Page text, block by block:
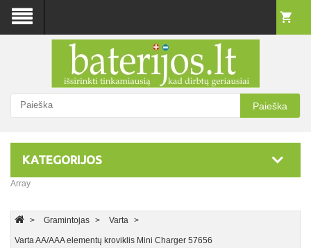
Paieška
KATEGORIJOS
Array
Gramintojas Varta
Varta AA/AAA elementų kroviklis Mini Charger 57656